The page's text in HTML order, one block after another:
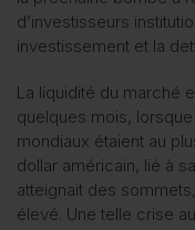
d’investisseurs
investissement et la
La liquidité du marché
quelques mois,
mondiaux étaient au
dollar américain, lié à
atteignait des
élevé. Une telle crise